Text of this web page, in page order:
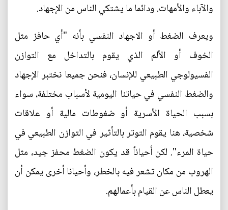
والآباء والأمهات. ودائما ما يشتكي الناس من الإجهاد.
ويعرف الضغط أو الاجهاد النفسي بأنه "أي حافز مثل
الخوف أو الألم الذي يقوم بالتداخل مع التوازن
الفسيولوجي الطبيعي للإنسان، فنحن جميعا نختبر الإجهاد
والضغط النفسي في حياتنا اليومية لأسباب مختلفة، سواء
بسبب الحياة الأسرية أو ضغوطات مالية أو علاقات
شخصية، هنا يقوم التوتر بالتأثير في التوازن الطبيعي في
حياة المرء". لكن أحياناً قد يكون الضغط محفز جيد، مثل
الهروب من مكان تشعر فيه بالخطر، وأحيانا أخرى يمكن أن
يعطل الناس عن القيام بأعمالهم.